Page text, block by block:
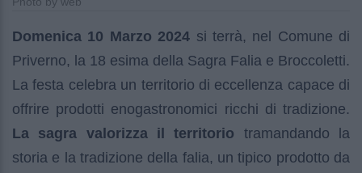
Domenica 10 Marzo 2024 si terrà, nel Comune di
Priverno, la 18 esima della Sagra Falia e Broccoletti.
La festa celebra un territorio di eccellenza capace di
offrire prodotti enogastronomici ricchi di tradizione.
La sagra valorizza il territorio tramandando la
storia e la tradizione della falia, un tipico prodotto da